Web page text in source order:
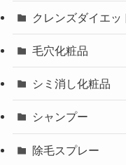
クレンズダイエッ
毛穴化粧品
シミ消し化粧品
シャンプー
除毛スプレー